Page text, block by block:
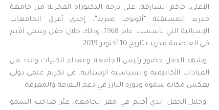
الأعلى، حاكم الشارقة، على درجة الدكتوراه الفخرية من جامعة
مدريد المستقلة “أتونوما مدريد”، إحدى أعرق الجامعات
الإسبانية التي تأسست عام 1968، وذلك خلال حفل رسمي أقيم
في العاصمة مدريد بتاريخ 10 أكتوبر 2019.
وشهد الحفل حضور رئيس الجامعة وعمداء الكليات وعدد من
القيادات الأكاديمية والسياسية الإسبانية، في تكريم علمي دولي
يعكس مكانة سموه ودوره البارز في دعم الثقافة والمعرفة.
وخلال الحفل الذي أقيم في مقر الجامعة، عبّر صاحب السمو